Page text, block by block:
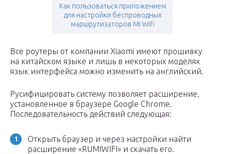
Как пользоваться приложением
для настройки беспроводных
маршрутизаторов Mi Wifi
Все роутеры от компании Xiaomi имеют прошивку
на китайском языке и лишь в некоторых моделях
язык интерфейса можно изменить на английский.
Русифицировать систему позволяет расширение,
установленное в браузере Google Chrome.
Последовательность действий следующая:
Открыть браузер и через настройки найти
расширение «RUMIWIFI» и скачать его.